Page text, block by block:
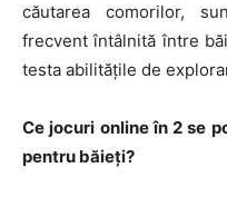
căutarea comorilor,
frecvent întâlnită între
testa abilitățile de
Ce jocuri online în 2 se
pentru băieți?